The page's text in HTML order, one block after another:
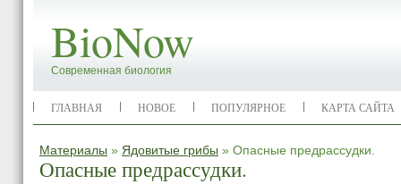
BioNow
Современная биология
ГЛАВНАЯ НОВОЕ ПОПУЛЯРНОЕ КАРТА САЙТА
Материалы » Ядовитые грибы » Опасные предрассудки.
Опасные предрассудки.